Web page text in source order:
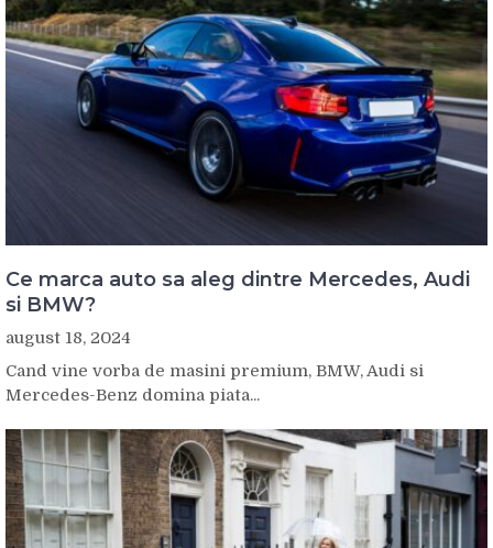
Ce marca auto sa aleg dintre Mercedes, Audi
si BMW?
august 18, 2024
Cand vine vorba de masini premium, BMW, Audi si
Mercedes-Benz domina piata...